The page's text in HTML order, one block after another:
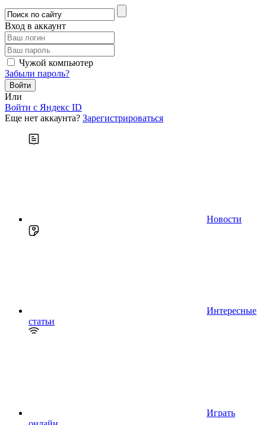
Вход в аккаунт
Чужой компьютер
Забыли пароль?
Или
Войти c Яндекс ID
Еще нет аккаунта? Зарегистрироваться
Новости
Интересные
статьи
Играть